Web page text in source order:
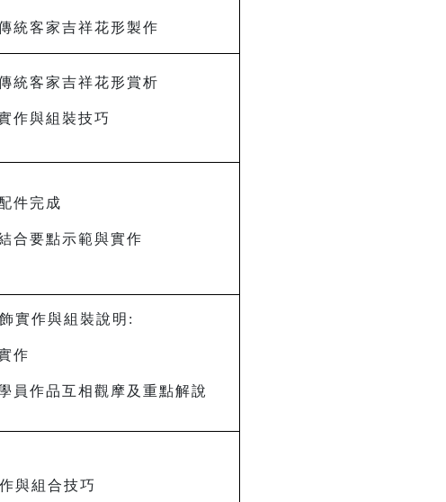
統客家吉祥花形製作
統客家吉祥花形賞析
作與組裝技巧
件完成
合要點示範與實作
實作與組裝說明:
作
員作品互相觀摩及重點解說
與組合技巧